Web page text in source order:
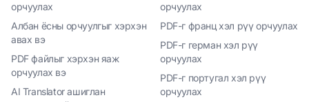
орчуулах
Албан ёсны орчуулгыг хэрхэн
авах вэ
PDF файлыг хэрхэн яаж
орчуулах вэ
AI Translator ашиглан
орчуулах
PDF-г франц хэл рүү орчуулах
PDF-г герман хэл рүү
орчуулах
PDF-г португал хэл рүү
орчуулах